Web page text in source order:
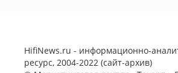
HifiNews.ru - информационно-
ресурс, 2004-2022 (сайт-архив)